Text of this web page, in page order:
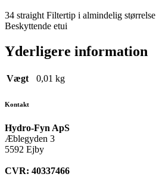
34 straight Filtertip i almindelig størrelse
Beskyttende etui
Yderligere information
Vægt 0,01 kg
Kontakt
Hydro-Fyn ApS
Æblegyden 3
5592 Ejby
CVR: 40337466